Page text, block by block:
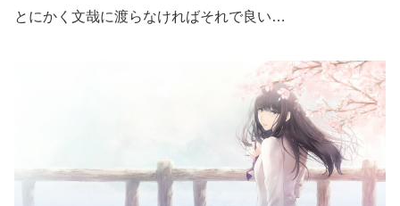
とにかく文哉に渡らなければそれで良い…